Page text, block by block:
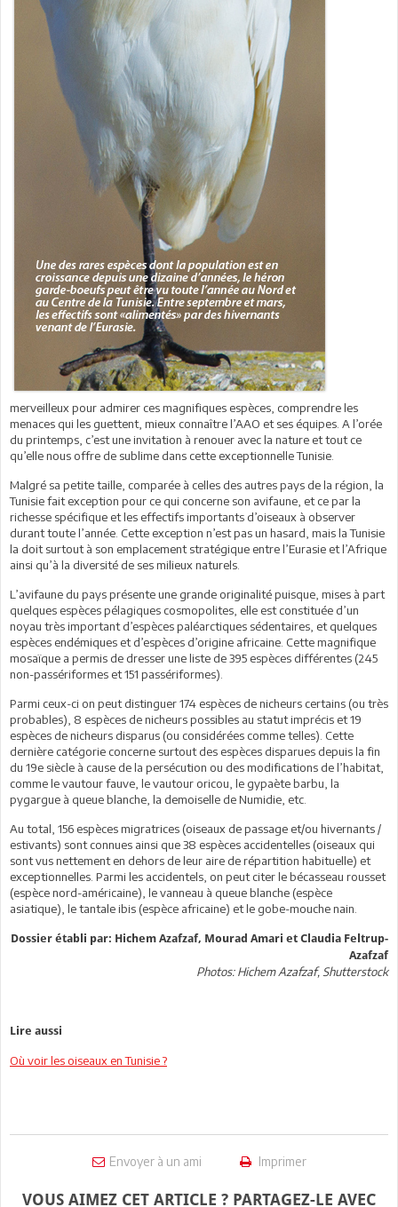
merveilleux pour admirer ces magnifiques espèces, comprendre les
menaces qui les guettent, mieux connaître l’AAO et ses équipes. A l’orée
du printemps, c’est une invitation à renouer avec la nature et tout ce
qu’elle nous offre de sublime dans cette exceptionnelle Tunisie.
Malgré sa petite taille, comparée à celles des autres pays de la région, la
Tunisie fait exception pour ce qui concerne son avifaune, et ce par la
richesse spécifique et les effectifs importants d’oiseaux à observer
durant toute l’année. Cette exception n’est pas un hasard, mais la Tunisie
la doit surtout à son emplacement stratégique entre l’Eurasie et l’Afrique
ainsi qu’à la diversité de ses milieux naturels.
L’avifaune du pays présente une grande originalité puisque, mises à part
quelques espèces pélagiques cosmopolites, elle est constituée d’un
noyau très important d’espèces paléarctiques sédentaires, et quelques
espèces endémiques et d’espèces d’origine africaine. Cette magnifique
mosaïque a permis de dresser une liste de 395 espèces différentes (245
non-passériformes et 151 passériformes).
Parmi ceux-ci on peut distinguer 174 espèces de nicheurs certains (ou très
probables), 8 espèces de nicheurs possibles au statut imprécis et 19
espèces de nicheurs disparus (ou considérées comme telles). Cette
dernière catégorie concerne surtout des espèces disparues depuis la fin
du 19e siècle à cause de la persécution ou des modifications de l’habitat,
comme le vautour fauve, le vautour oricou, le gypaète barbu, la
pygargue à queue blanche, la demoiselle de Numidie, etc.
Au total, 156 espèces migratrices (oiseaux de passage et/ou hivernants /
estivants) sont connues ainsi que 38 espèces accidentelles (oiseaux qui
sont vus nettement en dehors de leur aire de répartition habituelle) et
exceptionnelles. Parmi les accidentels, on peut citer le bécasseau rousset
(espèce nord-américaine), le vanneau à queue blanche (espèce
asiatique), le tantale ibis (espèce africaine) et le gobe-mouche nain.
Dossier établi par: Hichem Azafzaf, Mourad Amari et Claudia Feltrup-
Azafzaf
Photos: Hichem Azafzaf, Shutterstock
Lire aussi
Où voir les oiseaux en Tunisie ?
Envoyer à un ami Imprimer
VOUS AIMEZ CET ARTICLE ? PARTAGEZ-LE AVEC